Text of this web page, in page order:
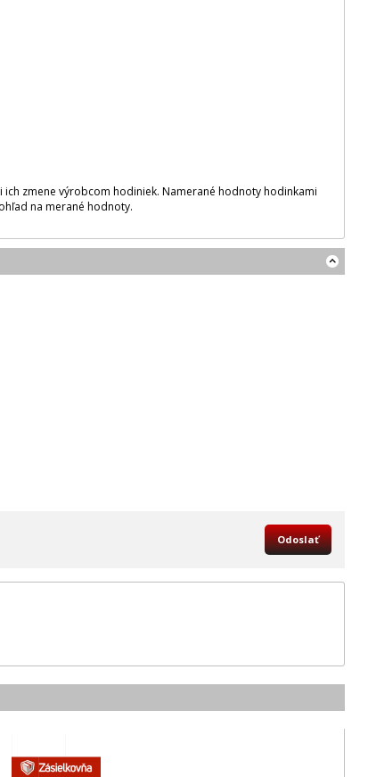
zmene výrobcom hodiniek. Namerané hodnoty hodinkami
na merané hodnoty.
Odoslať